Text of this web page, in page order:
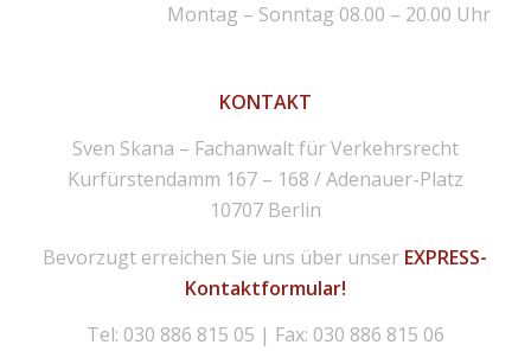
Montag – Sonntag 08.00 – 20.00 Uhr
KONTAKT
Sven Skana – Fachanwalt für Verkehrsrecht
Kurfürstendamm 167 – 168 / Adenauer-Platz
10707 Berlin
Bevorzugt erreichen Sie uns über unser EXPRESS-
Kontaktformular!
Tel: 030 886 815 05 | Fax: 030 886 815 06